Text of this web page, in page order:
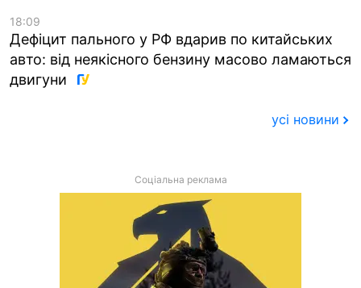
18:09
Дефіцит пального у РФ вдарив по китайських
авто: від неякісного бензину масово ламаються
двигуни
усі новини
Соціальна реклама